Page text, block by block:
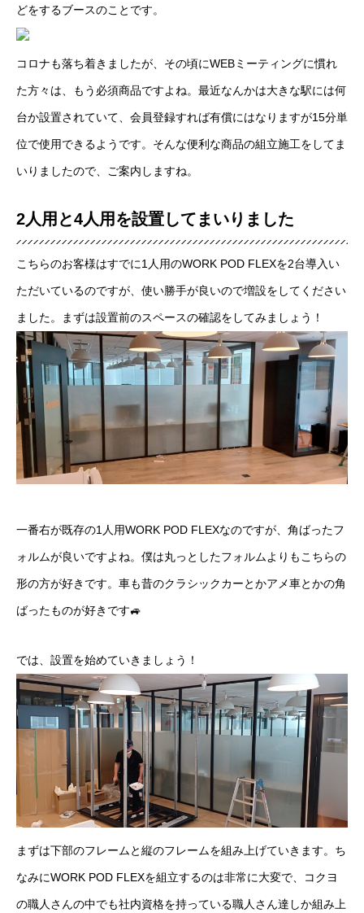
どをするブースのことです。
コロナも落ち着きましたが、その頃にWEBミーティングに慣れ
た方々は、もう必須商品ですよね。最近なんかは大きな駅には何
台か設置されていて、会員登録すれば有償にはなりますが15分単
位で使用できるようです。そんな便利な商品の組立施工をしてま
いりましたので、ご案内しますね。
2人用と4人用を設置してまいりました
こちらのお客様はすでに1人用のWORK POD FLEXを2台導入い
ただいているのですが、使い勝手が良いので増設をしてください
ました。まずは設置前のスペースの確認をしてみましょう！
一番右が既存の1人用WORK POD FLEXなのですが、角ばったフ
ォルムが良いですよね。僕は丸っとしたフォルムよりもこちらの
形の方が好きです。車も昔のクラシックカーとかアメ車とかの角
ばったものが好きです🚙
では、設置を始めていきましょう！
まずは下部のフレームと縦のフレームを組み上げていきます。ち
なみにWORK POD FLEXを組立するのは非常に大変で、コクヨ
の職人さんの中でも社内資格を持っている職人さん達しか組み上